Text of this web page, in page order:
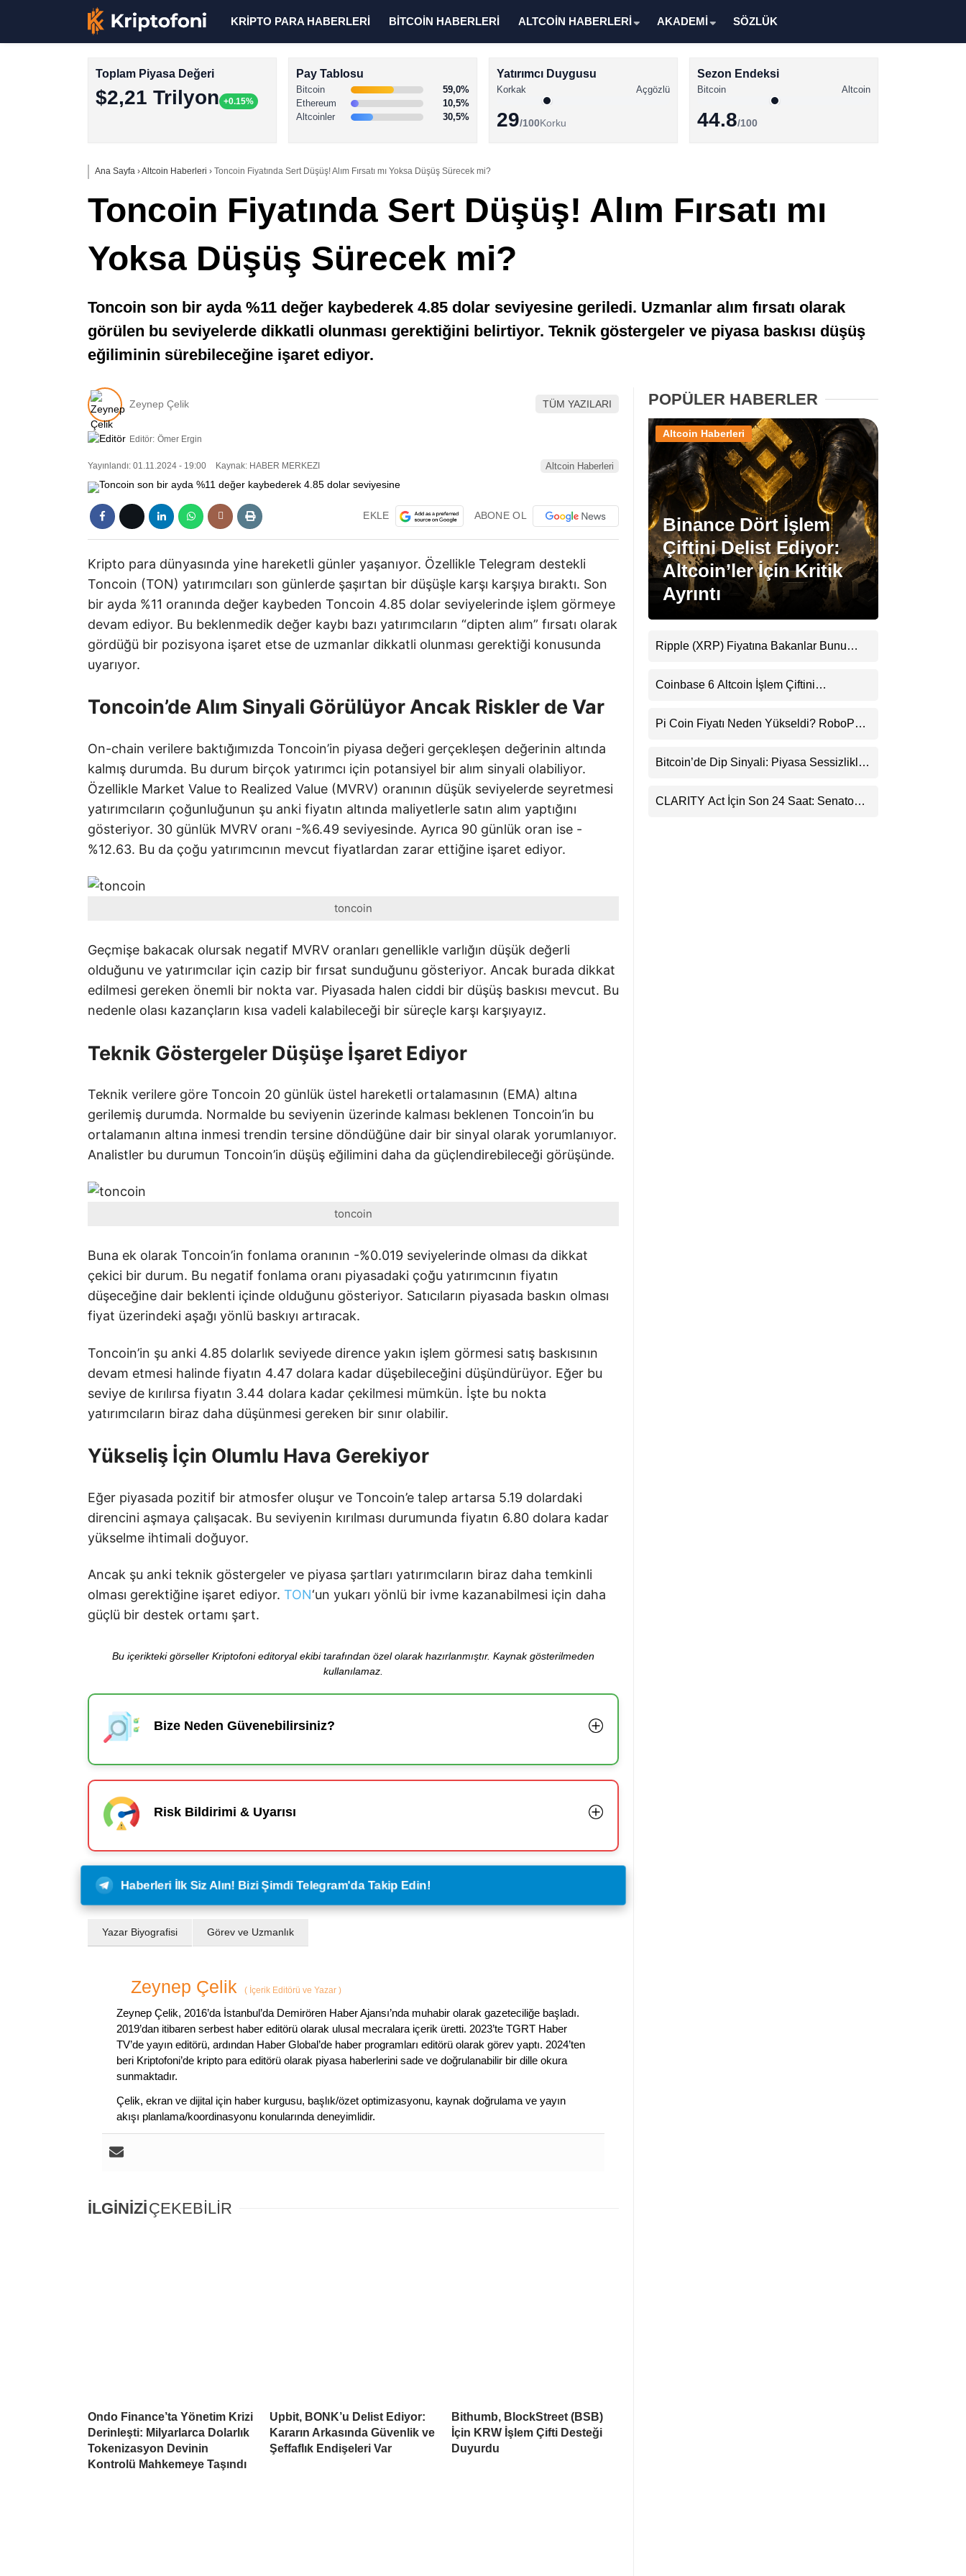
Altcoin Haberleri
Facebook
Instagram
Youtube
TikTok
Pinterest
KRİPTO PARA HABERLERİ BİTCOİN HABERLERİ ALTCOİN HABERLERİ AKADEMİ SÖZLÜK
Toplam Piyasa Değeri
$2,21 Trilyon +0.15%
Pay Tablosu
Bitcoin
59,0%
Ethereum
10,5%
Altcoinler
30,5%
Yatırımcı Duygusu
Korkak Açgözlü
29/100Korku
Sezon Endeksi
Bitcoin Altcoin
44.8/100
Ana Sayfa ›Altcoin Haberleri › Toncoin Fiyatında Sert Düşüş! Alım Fırsatı mı Yoksa Düşüş Sürecek mi?
Toncoin Fiyatında Sert Düşüş! Alım Fırsatı mı
Yoksa Düşüş Sürecek mi?
Toncoin son bir ayda %11 değer kaybederek 4.85 dolar seviyesine geriledi. Uzmanlar alım fırsatı olarak
görülen bu seviyelerde dikkatli olunması gerektiğini belirtiyor. Teknik göstergeler ve piyasa baskısı düşüş
eğiliminin sürebileceğine işaret ediyor.
Zeynep Çelik TÜM YAZILARI
Editör: Ömer Ergin
Yayınlandı: 01.11.2024 - 19:00 Kaynak: HABER MERKEZI Altcoin Haberleri
EKLE ABONE OL
Kripto para dünyasında yine hareketli günler yaşanıyor. Özellikle Telegram destekli
Toncoin (TON) yatırımcıları son günlerde şaşırtan bir düşüşle karşı karşıya bıraktı. Son
bir ayda %11 oranında değer kaybeden Toncoin 4.85 dolar seviyelerinde işlem görmeye
devam ediyor. Bu beklenmedik değer kaybı bazı yatırımcıların “dipten alım” fırsatı olarak
gördüğü bir pozisyona işaret etse de uzmanlar dikkatli olunması gerektiği konusunda
uyarıyor.
Toncoin’de Alım Sinyali Görülüyor Ancak Riskler de Var
On-chain verilere baktığımızda Toncoin’in piyasa değeri gerçekleşen değerinin altında
kalmış durumda. Bu durum birçok yatırımcı için potansiyel bir alım sinyali olabiliyor.
Özellikle Market Value to Realized Value (MVRV) oranının düşük seviyelerde seyretmesi
yatırımcıların çoğunluğunun şu anki fiyatın altında maliyetlerle satın alım yaptığını
gösteriyor. 30 günlük MVRV oranı -%6.49 seviyesinde. Ayrıca 90 günlük oran ise -
%12.63. Bu da çoğu yatırımcının mevcut fiyatlardan zarar ettiğine işaret ediyor.
toncoin
Geçmişe bakacak olursak negatif MVRV oranları genellikle varlığın düşük değerli
olduğunu ve yatırımcılar için cazip bir fırsat sunduğunu gösteriyor. Ancak burada dikkat
edilmesi gereken önemli bir nokta var. Piyasada halen ciddi bir düşüş baskısı mevcut. Bu
nedenle olası kazançların kısa vadeli kalabileceği bir süreçle karşı karşıyayız.
Teknik Göstergeler Düşüşe İşaret Ediyor
Teknik verilere göre Toncoin 20 günlük üstel hareketli ortalamasının (EMA) altına
gerilemiş durumda. Normalde bu seviyenin üzerinde kalması beklenen Toncoin’in bu
ortalamanın altına inmesi trendin tersine döndüğüne dair bir sinyal olarak yorumlanıyor.
Analistler bu durumun Toncoin’in düşüş eğilimini daha da güçlendirebileceği görüşünde.
toncoin
Buna ek olarak Toncoin’in fonlama oranının -%0.019 seviyelerinde olması da dikkat
çekici bir durum. Bu negatif fonlama oranı piyasadaki çoğu yatırımcının fiyatın
düşeceğine dair beklenti içinde olduğunu gösteriyor. Satıcıların piyasada baskın olması
fiyat üzerindeki aşağı yönlü baskıyı artıracak.
Toncoin’in şu anki 4.85 dolarlık seviyede dirence yakın işlem görmesi satış baskısının
devam etmesi halinde fiyatın 4.47 dolara kadar düşebileceğini düşündürüyor. Eğer bu
seviye de kırılırsa fiyatın 3.44 dolara kadar çekilmesi mümkün. İşte bu nokta
yatırımcıların biraz daha düşünmesi gereken bir sınır olabilir.
Yükseliş İçin Olumlu Hava Gerekiyor
Eğer piyasada pozitif bir atmosfer oluşur ve Toncoin’e talep artarsa 5.19 dolardaki
direncini aşmaya çalışacak. Bu seviyenin kırılması durumunda fiyatın 6.80 dolara kadar
yükselme ihtimali doğuyor.
Ancak şu anki teknik göstergeler ve piyasa şartları yatırımcıların biraz daha temkinli
olması gerektiğine işaret ediyor. TON‘un yukarı yönlü bir ivme kazanabilmesi için daha
güçlü bir destek ortamı şart.
Bu içerikteki görseller Kriptofoni editoryal ekibi tarafından özel olarak hazırlanmıştır. Kaynak gösterilmeden
kullanılamaz.
Bize Neden Güvenebilirsiniz?
Risk Bildirimi & Uyarısı
Haberleri İlk Siz Alın! Bizi Şimdi Telegram'da Takip Edin!
Yazar Biyografisi Görev ve Uzmanlık
Zeynep Çelik ( İçerik Editörü ve Yazar )
Zeynep Çelik, 2016’da İstanbul’da Demirören Haber Ajansı’nda muhabir olarak gazeteciliğe başladı.
2019’dan itibaren serbest haber editörü olarak ulusal mecralara içerik üretti. 2023’te TGRT Haber
TV’de yayın editörü, ardından Haber Global’de haber programları editörü olarak görev yaptı. 2024’ten
beri Kriptofoni’de kripto para editörü olarak piyasa haberlerini sade ve doğrulanabilir bir dille okura
sunmaktadır.
Çelik, ekran ve dijital için haber kurgusu, başlık/özet optimizasyonu, kaynak doğrulama ve yayın
akışı planlama/koordinasyonu konularında deneyimlidir.
İLGİNİZİÇEKEBİLİR
Ondo Finance’ta Yönetim Krizi
Derinleşti: Milyarlarca Dolarlık
Tokenizasyon Devinin
Kontrolü Mahkemeye Taşındı
Upbit, BONK’u Delist Ediyor:
Kararın Arkasında Güvenlik ve
Şeffaflık Endişeleri Var
Bithumb, BlockStreet (BSB)
İçin KRW İşlem Çifti Desteği
Duyurdu
POPÜLER HABERLER
Binance Dört İşlem
Çiftini Delist Ediyor:
Altcoin’ler İçin Kritik
Ayrıntı
Altcoin Haberleri
Ripple (XRP) Fiyatına Bakanlar Bunu
Uyarı
Coinbase 6 Altcoin İşlem Çiftini
Pi Coin Fiyatı Neden Yükseldi? RoboPay
Destekledi
Bitcoin’de Dip Sinyali: Piyasa Sessizlikle
CLARITY Act İçin Son 24 Saat: Senato